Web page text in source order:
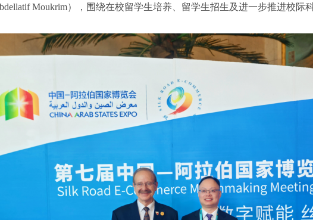
Moukrim），围绕在校留学生培养、留学生招生及进一步推进校际